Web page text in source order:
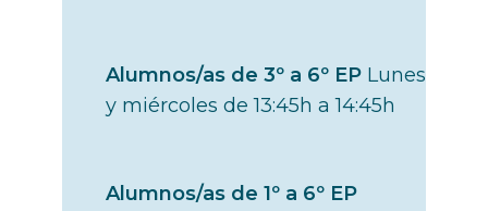
Alumnos/as de 3º a 6º EPLunes
y miércoles de 13:45h a 14:45h
Alumnos/as de 1º a 6º EP